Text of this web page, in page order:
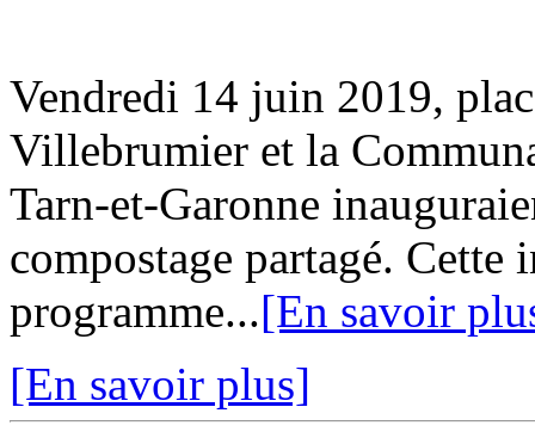
Vendredi 14 juin 2019,
Villebrumier et la
Tarn-et-Garonne
compostage partagé.
programme...[En savoir
[En savoir plus]